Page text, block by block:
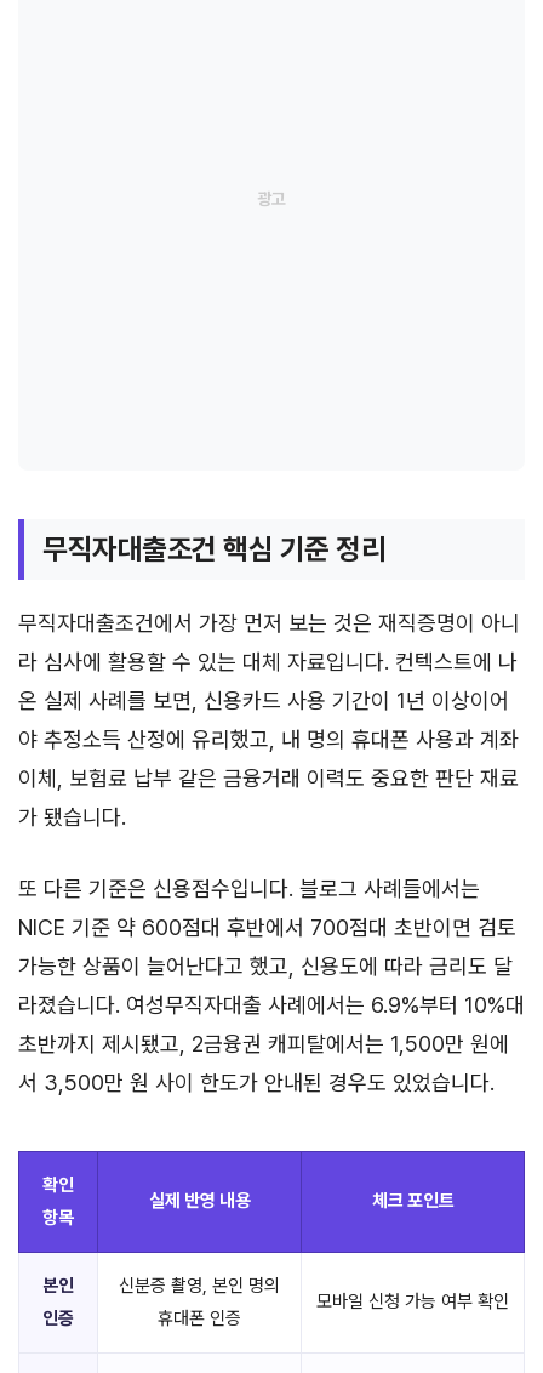
무직자대출조건 핵심 기준 정리
무직자대출조건에서 가장 먼저 보는 것은 재직증명이 아니
라 심사에 활용할 수 있는 대체 자료입니다. 컨텍스트에 나
온 실제 사례를 보면, 신용카드 사용 기간이 1년 이상이어
야 추정소득 산정에 유리했고, 내 명의 휴대폰 사용과 계좌
이체, 보험료 납부 같은 금융거래 이력도 중요한 판단 재료
가 됐습니다.
또 다른 기준은 신용점수입니다. 블로그 사례들에서는
NICE 기준 약 600점대 후반에서 700점대 초반이면 검토
가능한 상품이 늘어난다고 했고, 신용도에 따라 금리도 달
라졌습니다. 여성무직자대출 사례에서는 6.9%부터 10%대
초반까지 제시됐고, 2금융권 캐피탈에서는 1,500만 원에
서 3,500만 원 사이 한도가 안내된 경우도 있었습니다.
확인
항목
실제 반영 내용 체크 포인트
본인
인증
신분증 촬영, 본인 명의
휴대폰 인증
모바일 신청 가능 여부 확인